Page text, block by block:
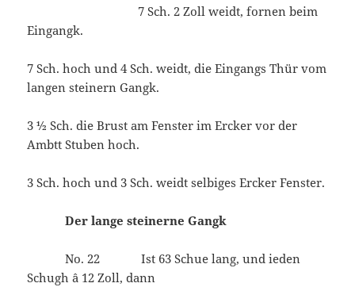
7 Sch. 2 Zoll weidt, fornen beim
Eingangk.
7 Sch. hoch und 4 Sch. weidt, die Eingangs Thür vom
langen steinern Gangk.
3 ½ Sch. die Brust am Fenster im Ercker vor der
Ambtt Stuben hoch.
3 Sch. hoch und 3 Sch. weidt selbiges Ercker Fenster.
Der lange steinerne Gangk
No. 22 Ist 63 Schue lang, und ieden
Schugh â 12 Zoll, dann